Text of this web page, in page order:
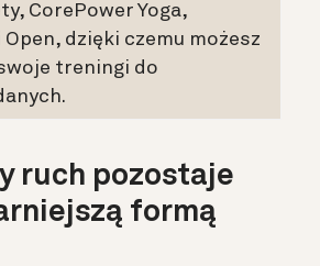
CorePower Yoga,
Open, dzięki czemu możesz
treningi do
ruch pozostaje
formą